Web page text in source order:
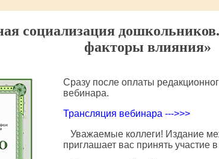
социализация
факторы влияния»
Сразу после оплаты
вебинара.
Трансляция вебинара --->>>
Уважаемые коллеги! Издание
приглашает вас принять участие